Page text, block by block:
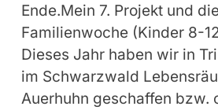
Ende.Mein 7. Projekt und
Familienwoche (Kinder 8-
Dieses Jahr haben wir in
im Schwarzwald
Auerhuhn geschaffen bzw.